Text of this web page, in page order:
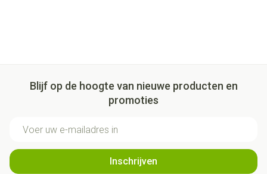
Blijf op de hoogte van nieuwe producten en
promoties
Inschrijven